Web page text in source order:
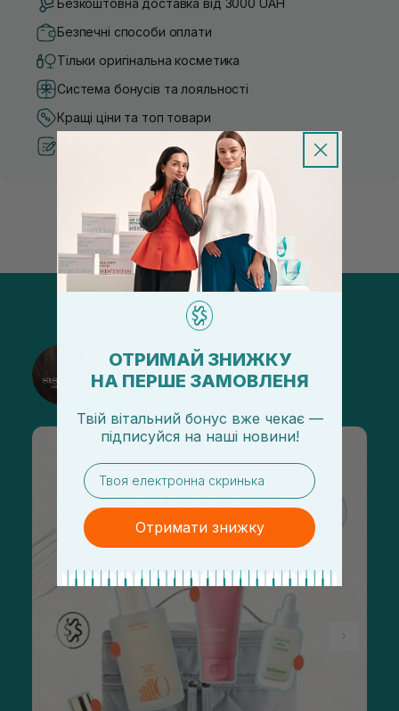
Безкоштовна доставка від 3000 UAH
Безпечні способи оплати
Тільки оригінальна косметика
Система бонусів та лояльності
Кращі ціни та топ товари
Рекомендації від косметологів
@sisters_stelmakh в Instagram
Підписатися
ОТРИМАЙ ЗНИЖКУ
НА ПЕРШЕ ЗАМОВЛЕНЯ
Твій вітальний бонус вже чекає —
підписуйся на наші новини!
email
Отримати знижку